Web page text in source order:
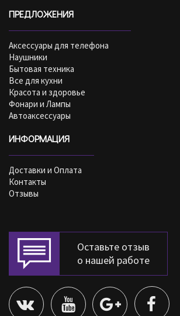
ПРЕДЛОЖЕНИЯ
Аксессуары для телефона
Наушники
Бытовая техника
Все для кухни
Красота и здоровье
Фонари и Лампы
Автоаксессуары
ИНФОРМАЦИЯ
Доставки и Оплата
Контакты
Отзывы
Оставьте отзыв
о нашей работе